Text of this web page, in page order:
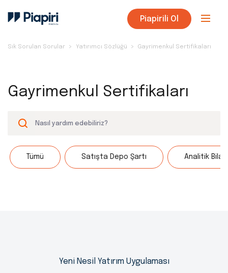
Piapirili Ol
Sık Sorulan Sorular Yatırımcı Sözlüğü Gayrimenkul Sertifikaları
Gayrimenkul Sertifikaları
Tümü Satışta Depo Şartı Analitik
Yeni Nesil Yatırım Uygulaması